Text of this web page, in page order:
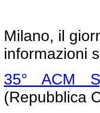
Milano, il
informazioni
35° ACM
(Repubblica